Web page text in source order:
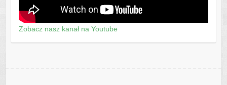
Zobacz nasz kanał na Youtube